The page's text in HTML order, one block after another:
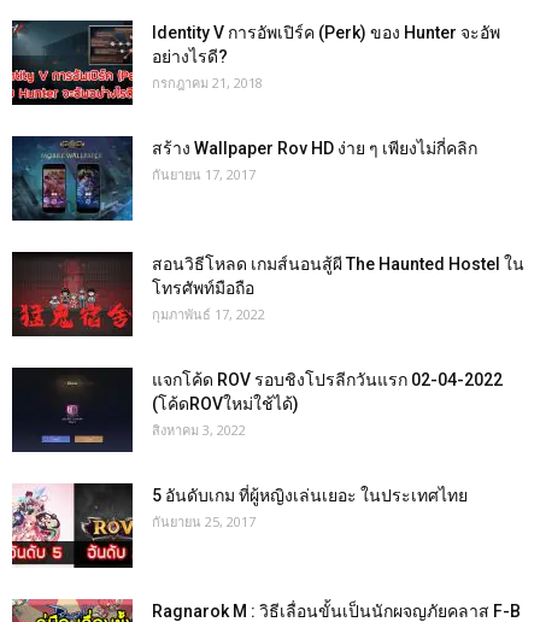
Identity V การอัพเปิร์ค (Perk) ของ Hunter จะอัพ
อย่างไรดี?
กรกฎาคม 21, 2018
สร้าง Wallpaper Rov HD ง่าย ๆ เพียงไม่กี่คลิก
กันยายน 17, 2017
สอนวิธีโหลด เกมส์นอนสู้ผี The Haunted Hostel ใน
โทรศัพท์มือถือ
กุมภาพันธ์ 17, 2022
แจกโค้ด ROV รอบชิงโปรลีกวันแรก 02-04-2022
(โค้ดROVใหม่ใช้ได้)
สิงหาคม 3, 2022
5 อันดับเกม ที่ผู้หญิงเล่นเยอะ ในประเทศไทย
กันยายน 25, 2017
Ragnarok M : วิธีเลื่อนขั้นเป็นนักผจญภัยคลาส F-B